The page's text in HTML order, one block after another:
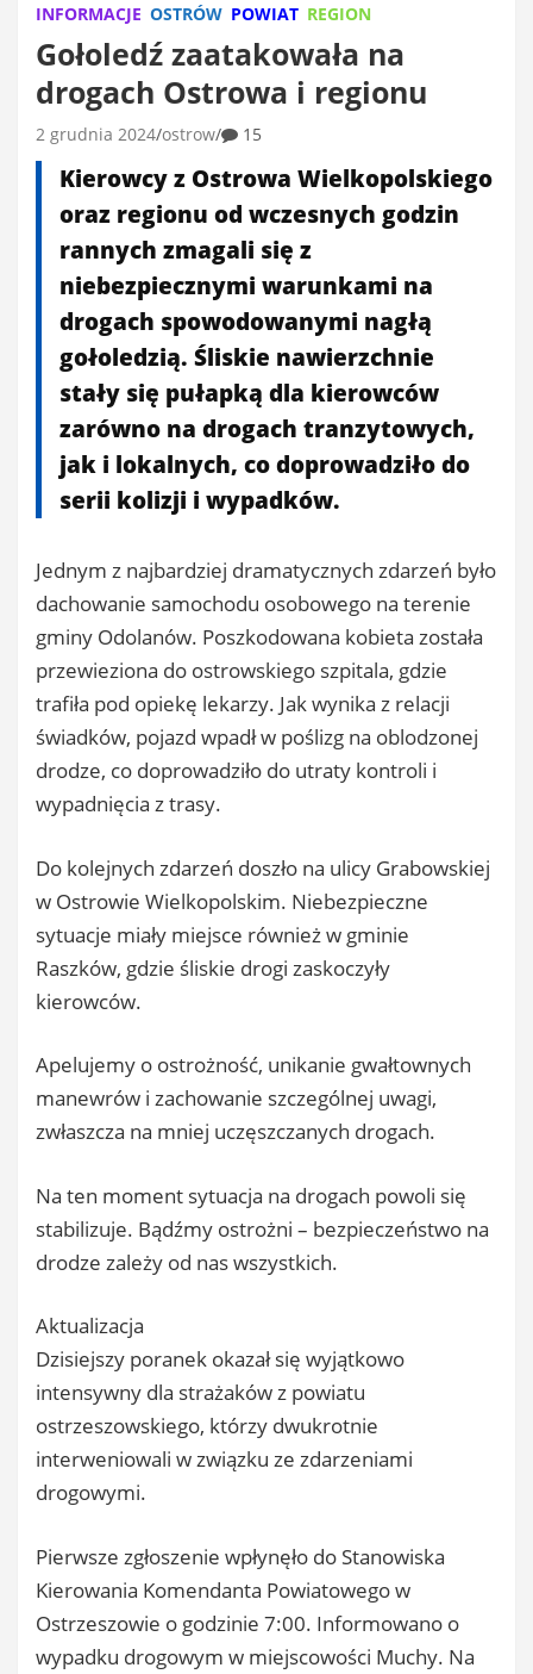
INFORMACJE OSTRÓW POWIAT REGION
Gołoledź zaatakowała na
drogach Ostrowa i regionu
2 grudnia 2024 ostrow 15
Kierowcy z Ostrowa Wielkopolskiego
oraz regionu od wczesnych godzin
rannych zmagali się z
niebezpiecznymi warunkami na
drogach spowodowanymi nagłą
gołoledzią. Śliskie nawierzchnie
stały się pułapką dla kierowców
zarówno na drogach tranzytowych,
jak i lokalnych, co doprowadziło do
serii kolizji i wypadków.
Jednym z najbardziej dramatycznych zdarzeń było
dachowanie samochodu osobowego na terenie
gminy Odolanów. Poszkodowana kobieta została
przewieziona do ostrowskiego szpitala, gdzie
trafiła pod opiekę lekarzy. Jak wynika z relacji
świadków, pojazd wpadł w poślizg na oblodzonej
drodze, co doprowadziło do utraty kontroli i
wypadnięcia z trasy.
Do kolejnych zdarzeń doszło na ulicy Grabowskiej
w Ostrowie Wielkopolskim. Niebezpieczne
sytuacje miały miejsce również w gminie
Raszków, gdzie śliskie drogi zaskoczyły
kierowców.
Apelujemy o ostrożność, unikanie gwałtownych
manewrów i zachowanie szczególnej uwagi,
zwłaszcza na mniej uczęszczanych drogach.
Na ten moment sytuacja na drogach powoli się
stabilizuje. Bądźmy ostrożni – bezpieczeństwo na
drodze zależy od nas wszystkich.
Aktualizacja
Dzisiejszy poranek okazał się wyjątkowo
intensywny dla strażaków z powiatu
ostrzeszowskiego, którzy dwukrotnie
interweniowali w związku ze zdarzeniami
drogowymi.
Pierwsze zgłoszenie wpłynęło do Stanowiska
Kierowania Komendanta Powiatowego w
Ostrzeszowie o godzinie 7:00. Informowano o
wypadku drogowym w miejscowości Muchy. Na